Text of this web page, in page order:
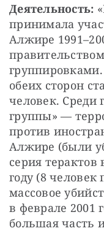
Деятельность:
принимала
Алжире
обеих сторон
человек. Среди
группы» —
против
Алжире (были
серия
году (8 человек
массовое
в феврале 2001
большая часть